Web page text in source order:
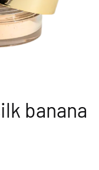
banana